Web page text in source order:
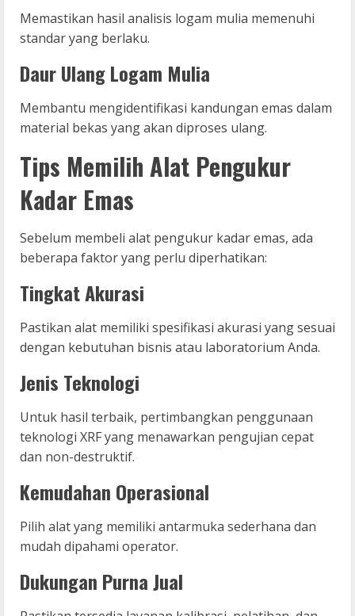
Memastikan hasil analisis logam mulia memenuhi
standar yang berlaku.
Daur Ulang Logam Mulia
Membantu mengidentifikasi kandungan emas dalam
material bekas yang akan diproses ulang.
Tips Memilih Alat Pengukur
Kadar Emas
Sebelum membeli alat pengukur kadar emas, ada
beberapa faktor yang perlu diperhatikan:
Tingkat Akurasi
Pastikan alat memiliki spesifikasi akurasi yang sesuai
dengan kebutuhan bisnis atau laboratorium Anda.
Jenis Teknologi
Untuk hasil terbaik, pertimbangkan penggunaan
teknologi XRF yang menawarkan pengujian cepat
dan non-destruktif.
Kemudahan Operasional
Pilih alat yang memiliki antarmuka sederhana dan
mudah dipahami operator.
Dukungan Purna Jual